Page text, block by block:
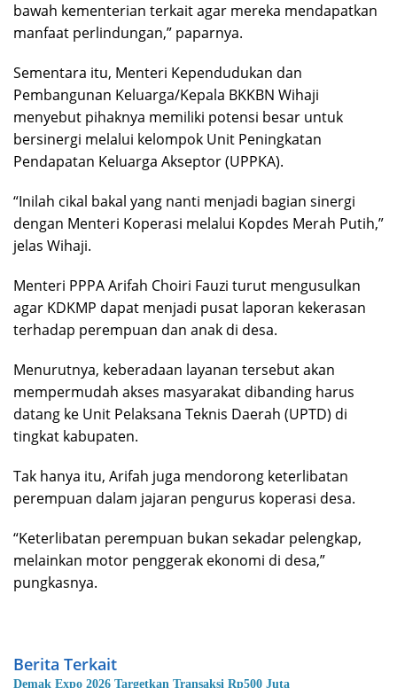
bawah kementerian terkait agar mereka mendapatkan
manfaat perlindungan,” paparnya.
Sementara itu, Menteri Kependudukan dan
Pembangunan Keluarga/Kepala BKKBN Wihaji
menyebut pihaknya memiliki potensi besar untuk
bersinergi melalui kelompok Unit Peningkatan
Pendapatan Keluarga Akseptor (UPPKA).
“Inilah cikal bakal yang nanti menjadi bagian sinergi
dengan Menteri Koperasi melalui Kopdes Merah Putih,”
jelas Wihaji.
Menteri PPPA Arifah Choiri Fauzi turut mengusulkan
agar KDKMP dapat menjadi pusat laporan kekerasan
terhadap perempuan dan anak di desa.
Menurutnya, keberadaan layanan tersebut akan
mempermudah akses masyarakat dibanding harus
datang ke Unit Pelaksana Teknis Daerah (UPTD) di
tingkat kabupaten.
Tak hanya itu, Arifah juga mendorong keterlibatan
perempuan dalam jajaran pengurus koperasi desa.
“Keterlibatan perempuan bukan sekadar pelengkap,
melainkan motor penggerak ekonomi di desa,”
pungkasnya.
Berita Terkait
Demak Expo 2026 Targetkan Transaksi Rp500 Juta